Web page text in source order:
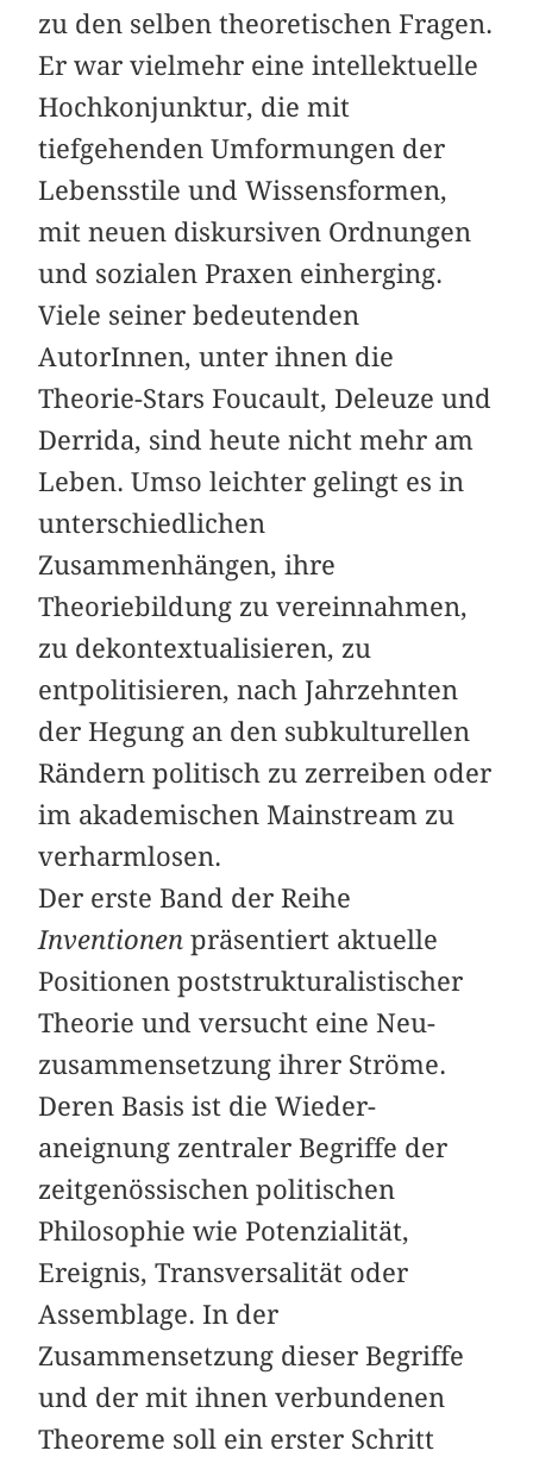
zu den selben theoretischen Fragen.
Er war vielmehr eine intellektuelle
Hoch­konjunktur, die mit
tiefgehenden Umformungen der
Lebensstile und Wissensformen,
mit neuen diskursiven Ordnungen
und sozialen Praxen einherging.
Viele seiner bedeutenden
AutorInnen, unter ihnen die
Theorie-Stars Foucault, Deleuze und
Derrida, sind heute nicht mehr am
Leben. Umso leichter gelingt es in
unterschiedlichen
Zusammenhängen, ihre
Theoriebildung zu vereinnahmen,
zu dekontextualisieren, zu
entpolitisieren, nach Jahrzehnten
der Hegung an den subkulturellen
Rändern politisch zu zerreiben oder
im akademischen Mainstream zu
verharmlosen.
Der erste Band der Reihe
Inventionen präsentiert aktuelle
Positionen poststrukturalistischer
Theorie und versucht eine Neu­
zusammensetzung ihrer Ströme.
Deren Basis ist die Wieder­
aneignung zentraler Begriffe der
zeitgenössischen politischen
Philosophie wie Potenzialität,
Ereignis, Transversalität oder
Assemblage. In der
Zusammensetzung dieser Begriffe
und der mit ihnen verbundenen
Theoreme soll ein erster Schritt